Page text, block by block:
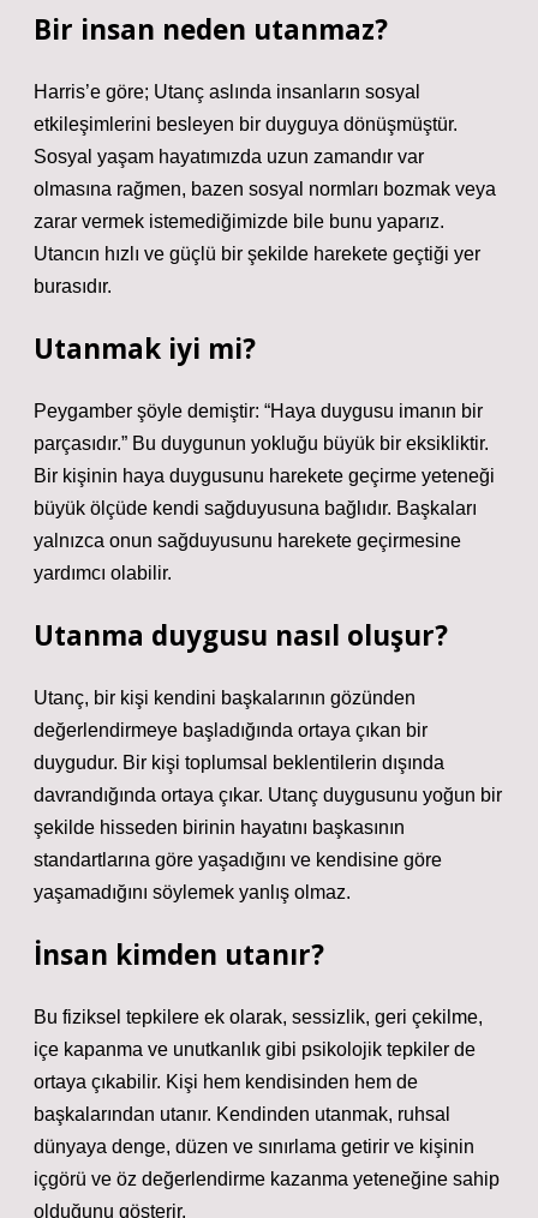
Bir insan neden utanmaz?
Harris’e göre; Utanç aslında insanların sosyal
etkileşimlerini besleyen bir duyguya dönüşmüştür.
Sosyal yaşam hayatımızda uzun zamandır var
olmasına rağmen, bazen sosyal normları bozmak veya
zarar vermek istemediğimizde bile bunu yaparız.
Utancın hızlı ve güçlü bir şekilde harekete geçtiği yer
burasıdır.
Utanmak iyi mi?
Peygamber şöyle demiştir: “Haya duygusu imanın bir
parçasıdır.” Bu duygunun yokluğu büyük bir eksikliktir.
Bir kişinin haya duygusunu harekete geçirme yeteneği
büyük ölçüde kendi sağduyusuna bağlıdır. Başkaları
yalnızca onun sağduyusunu harekete geçirmesine
yardımcı olabilir.
Utanma duygusu nasıl oluşur?
Utanç, bir kişi kendini başkalarının gözünden
değerlendirmeye başladığında ortaya çıkan bir
duygudur. Bir kişi toplumsal beklentilerin dışında
davrandığında ortaya çıkar. Utanç duygusunu yoğun bir
şekilde hisseden birinin hayatını başkasının
standartlarına göre yaşadığını ve kendisine göre
yaşamadığını söylemek yanlış olmaz.
İnsan kimden utanır?
Bu fiziksel tepkilere ek olarak, sessizlik, geri çekilme,
içe kapanma ve unutkanlık gibi psikolojik tepkiler de
ortaya çıkabilir. Kişi hem kendisinden hem de
başkalarından utanır. Kendinden utanmak, ruhsal
dünyaya denge, düzen ve sınırlama getirir ve kişinin
içgörü ve öz değerlendirme kazanma yeteneğine sahip
olduğunu gösterir.